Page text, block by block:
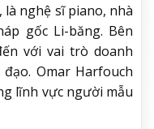
là nghệ sĩ piano, nhà
gốc Li-băng. Bên
với vai trò doanh
Omar Harfouch
lĩnh vực người mẫu